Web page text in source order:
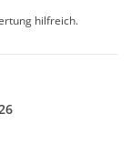
hilfreich.